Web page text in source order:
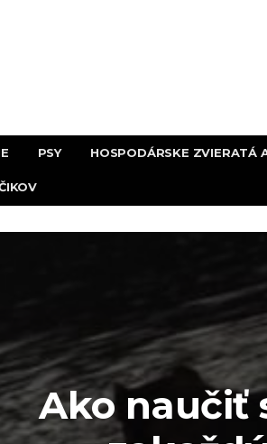
PSY HOSPODÁRSKE ZVIERATÁ
Ako naučiť